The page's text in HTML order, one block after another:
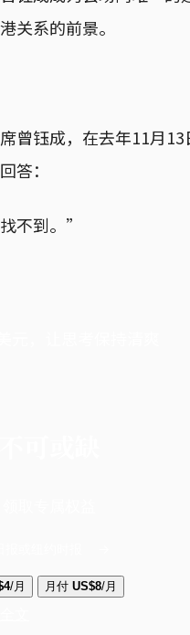
关系的前景。
曾钰成，在去年11月
答：
不到。”
/月 月付 US$8/月